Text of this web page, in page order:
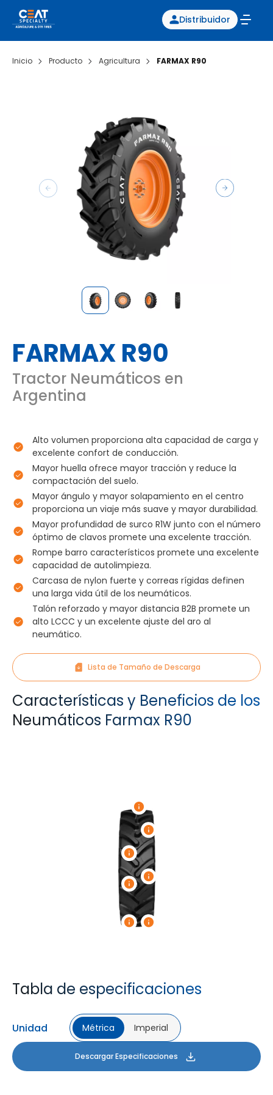
Distribuidor
Inicio Producto Agricultura FARMAX R90
FARMAX R90
Tractor Neumáticos en
Argentina
Alto volumen proporciona alta capacidad de carga y
excelente confort de conducción.
Mayor huella ofrece mayor tracción y reduce la
compactación del suelo.
Mayor ángulo y mayor solapamiento en el centro
proporciona un viaje más suave y mayor durabilidad.
Mayor profundidad de surco R1W junto con el número
óptimo de clavos promete una excelente tracción.
Rompe barro característicos promete una excelente
capacidad de autolimpieza.
Carcasa de nylon fuerte y correas rígidas definen
una larga vida útil de los neumáticos.
Talón reforzado y mayor distancia B2B promete un
alto LCCC y un excelente ajuste del aro al
neumático.
Lista de Tamaño de Descarga
Características y Beneficios de los
Neumáticos Farmax R90
Tabla de especificaciones
Unidad Métrica Imperial
Descargar Especificaciones